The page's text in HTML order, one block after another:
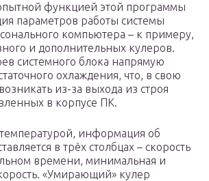
функцией этой программы
параметров работы системы
компьютера – к примеру,
и дополнительных кулеров.
системного блока напрямую
охлаждения, что, в свою
из-за выхода из строя
в корпусе ПК.
температурой, информация об
в трёх столбцах – скорость
времени, минимальная и
«Умирающий» кулер